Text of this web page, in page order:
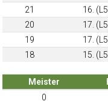
21
16.
20
17.
19
17.
18
15.
Meister
0